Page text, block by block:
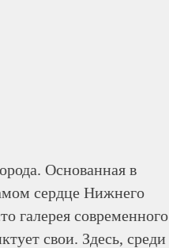
Основанная в
сердце Нижнего
галерея современного
свои. Здесь, среди